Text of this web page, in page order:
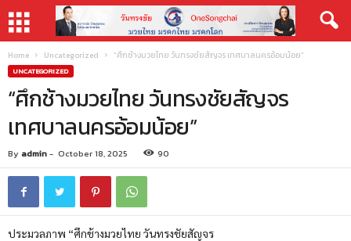
Home Uncategorized “ศึกช้างมวยไทย วันทรงชัยสัญจร เทศบาลนครอ้อมน้อย”
UNCATEGORIZED
“ศึกช้างมวยไทย วันทรงชัยสัญจร
เทศบาลนครอ้อมน้อย”
By admin- October 18, 2025 90
ประมวลภาพ “ศึกช้างมวยไทย วันทรงชัยสัญจร